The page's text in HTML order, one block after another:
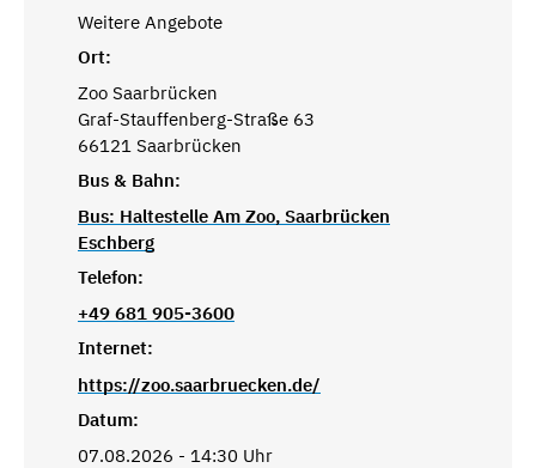
Weitere Angebote
Ort:
Zoo Saarbrücken
Graf-Stauffenberg-Straße 63
66121 Saarbrücken
Bus & Bahn:
Bus: Haltestelle Am Zoo, Saarbrücken
Eschberg
Telefon:
+49 681 905-3600
Internet:
https://zoo.saarbruecken.de/
Datum:
07.08.2026 - 14:30 Uhr